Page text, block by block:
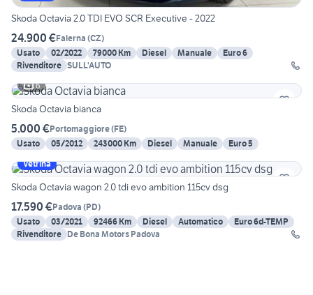
Skoda Octavia 2.0 TDI EVO SCR Executive - 2022
24.900 €Falerna (CZ)
Usato
02/2022 79000 Km Diesel Manuale
Euro 6
Rivenditore SULL'AUTO
6
Skoda Octavia bianca
5.000 €Portomaggiore(FE)
Usato
05/2012 243000 Km Diesel Manuale
Euro 5
Vetrina
Skoda Octavia wagon 2.0 tdi evo ambition 115cv dsg
17.590 €Padova (PD)
Usato
03/2021 92466 Km Diesel Automatico
Euro 6d-TEMP
Rivenditore De Bona Motors Padova